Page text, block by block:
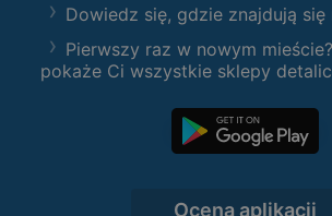
Dowiedz się, gdzie znajdują
Pierwszy raz w nowym
pokaże Ci wszystkie sklepy
Ocena aplikacji